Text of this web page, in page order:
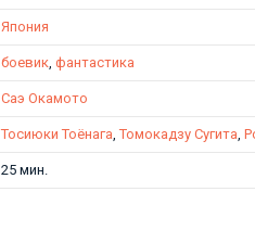
Япония
боевик, фантастика
Саэ Окамото
Тосиюки Тоёнага,Томокадзу Сугита,
25 мин.